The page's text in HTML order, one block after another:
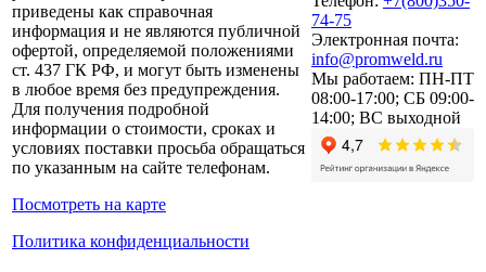
приведены как справочная
информация и не являются публичной
офертой, определяемой положениями
ст. 437 ГК РФ, и могут быть изменены
в любое время без предупреждения.
Для получения подробной
информации о стоимости, сроках и
условиях поставки просьба обращаться
по указанным на сайте телефонам.
Посмотреть на карте
Политика конфиденциальности
74-75
Электронная почта:
info@promweld.ru
Мы работаем: ПН-ПТ
08:00-17:00; СБ 09:00-
14:00; ВС выходной